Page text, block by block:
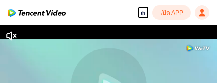
th เปิด APP